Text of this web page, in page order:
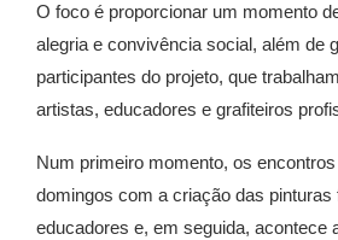
O foco é proporcionar um momento
alegria e convivência social, além de
participantes do projeto, que
artistas, educadores e grafiteiros
Num primeiro momento, os
domingos com a criação das pinturas
educadores e, em seguida, acontece